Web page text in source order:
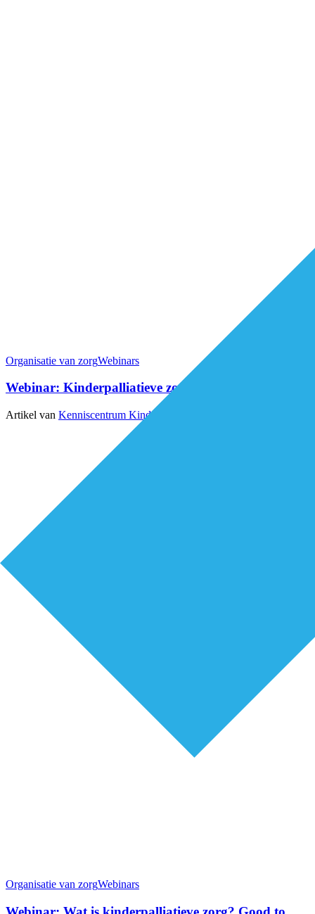
Organisatie van zorgWebinars
Webinar: Kinderpalliatieve zorg in de thuissituatie
Artikel van Kenniscentrum Kinderpalliatieve Zorg
Organisatie van zorgWebinars